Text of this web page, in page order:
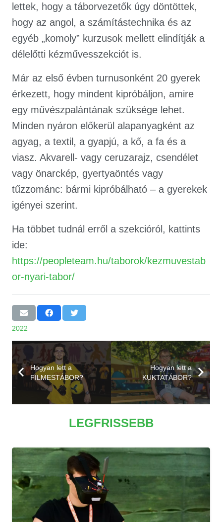
lettek, hogy a táborvezetők úgy döntöttek,
hogy az angol, a számítástechnika és az
egyéb „komoly” kurzusok mellett elindítják a
délelőtti kézművesszekciót is.
Már az első évben turnusonként 20 gyerek
érkezett, hogy mindent kipróbáljon, amire
egy művészpalántának szüksége lehet.
Minden nyáron előkerül alapanyagként az
agyag, a textil, a gyapjú, a kő, a fa és a
viasz. Akvarell- vagy ceruzarajz, csendélet
vagy önarckép, gyertyaöntés vagy
tűzzománc: bármi kipróbálható – a gyerekek
igényei szerint.
Ha többet tudnál erről a szekcióról, kattints
ide:
https://peopleteam.hu/taborok/kezmuvestab
or-nyari-tabor/
2022
Hogyan lett a
FILMESTÁBOR?
Hogyan lett a
KUKTATÁBOR?
LEGFRISSEBB